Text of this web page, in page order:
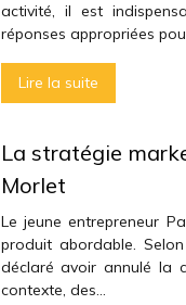
activité, il est
réponses appropriées
Lire la suite
La stratégie
Morlet
Le jeune entrepreneur
produit abordable.
déclaré avoir annulé la
contexte, des…